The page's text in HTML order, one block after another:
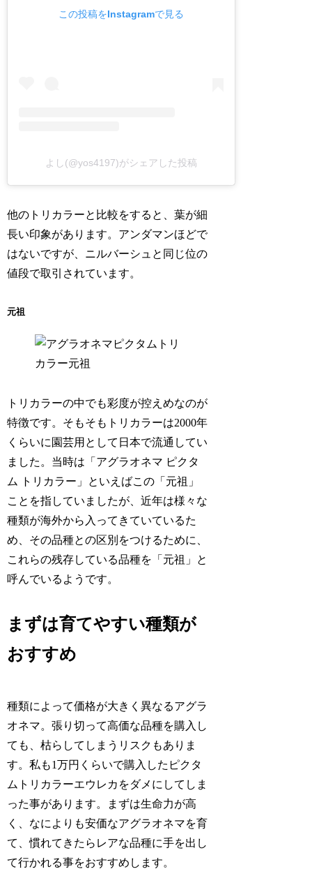
この投稿をInstagramで見る
よし(@yos4197)がシェアした投稿
他のトリカラーと比較をすると、葉が細
長い印象があります。アンダマンほどで
はないですが、ニルバーシュと同じ位の
値段で取引されています。
元祖
トリカラーの中でも彩度が控えめなのが
特徴です。そもそもトリカラーは2000年
くらいに園芸用として日本で流通してい
ました。当時は「アグラオネマ ピクタ
ム トリカラー」といえばこの「元祖」
ことを指していましたが、近年は様々な
種類が海外から入ってきていているた
め、その品種との区別をつけるために、
これらの残存している品種を「元祖」と
呼んでいるようです。
まずは育てやすい種類が
おすすめ
種類によって価格が大きく異なるアグラ
オネマ。張り切って高価な品種を購入し
ても、枯らしてしまうリスクもありま
す。私も1万円くらいで購入したピクタ
ムトリカラーエウレカをダメにしてしま
った事があります。まずは生命力が高
く、なによりも安価なアグラオネマを育
て、慣れてきたらレアな品種に手を出し
て行かれる事をおすすめします。